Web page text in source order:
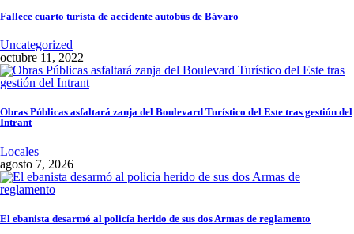
Fallece cuarto turista de accidente autobús de Bávaro
Uncategorized
octubre 11, 2022
Obras Públicas asfaltará zanja del Boulevard Turístico del Este tras gestión del
Intrant
Locales
agosto 7, 2026
El ebanista desarmó al policía herido de sus dos Armas de reglamento